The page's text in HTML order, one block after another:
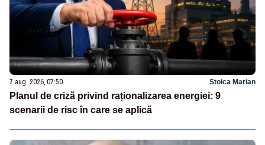
7 aug. 2026, 07:50 Stoica Marian
Planul de criză privind raționalizarea energiei: 9
scenarii de risc în care se aplică